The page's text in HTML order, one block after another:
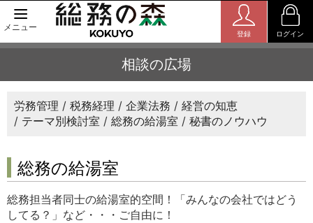
メニュー
登録 ログイン
相談の広場
労務管理 税務経理 企業法務
経営の知恵
テーマ別検討室
総務の給湯室 秘書のノウハウ
総務の給湯室
総務担当者同士の給湯室的空間！「みんなの会社ではどう
してる？」など・・・ご自由に！